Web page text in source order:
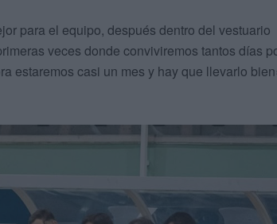
para el equipo, después dentro del vestuario
veces donde conviviremos tantos días
estaremos casi un mes y hay que llevarlo